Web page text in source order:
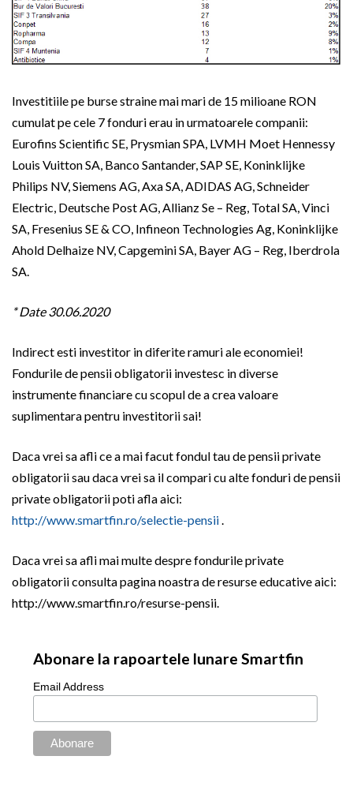
Investitiile pe burse straine mai mari de 15 milioane RON
cumulat pe cele 7 fonduri erau in urmatoarele companii:
Eurofins Scientific SE, Prysmian SPA, LVMH Moet Hennessy
Louis Vuitton SA, Banco Santander, SAP SE, Koninklijke
Philips NV, Siemens AG, Axa SA, ADIDAS AG, Schneider
Electric, Deutsche Post AG, Allianz Se – Reg, Total SA, Vinci
SA, Fresenius SE & CO, Infineon Technologies Ag, Koninklijke
Ahold Delhaize NV, Capgemini SA, Bayer AG – Reg, Iberdrola
SA.
* Date 30.06.2020
Indirect esti investitor in diferite ramuri ale economiei!
Fondurile de pensii obligatorii investesc in diverse
instrumente financiare cu scopul de a crea valoare
suplimentara pentru investitorii sai!
Daca vrei sa afli ce a mai facut fondul tau de pensii private
obligatorii sau daca vrei sa il compari cu alte fonduri de pensii
private obligatorii poti afla aici:
http://www.smartfin.ro/selectie-pensii
Daca vrei sa afli mai multe despre fondurile private
obligatorii consulta pagina noastra de resurse educative aici:
http://www.smartfin.ro/resurse-pensii.
Abonare la rapoartele lunare Smartfin
Email Address